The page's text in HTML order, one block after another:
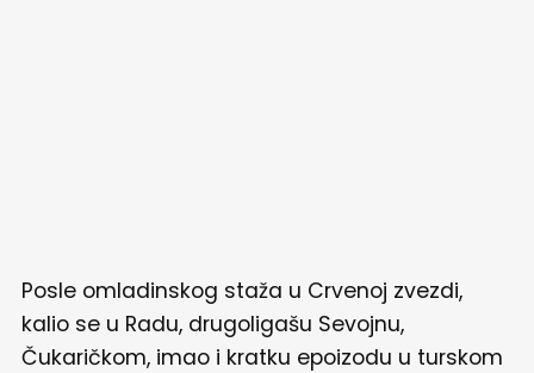
Posle omladinskog staža u Crvenoj zvezdi,
kalio se u Radu, drugoligašu Sevojnu,
Čukaričkom, imao i kratku epoizodu u turskom